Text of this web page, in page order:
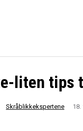
liten tips
Skråblikkekspertene 18.